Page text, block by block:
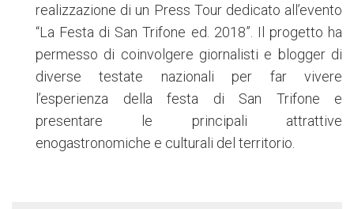
realizzazione di un Press Tour dedicato all’evento
“La Festa di San Trifone ed. 2018”. Il progetto ha
permesso di coinvolgere giornalisti e blogger di
diverse testate nazionali per far vivere
l’esperienza della festa di San Trifone e
presentare le principali attrattive
enogastronomiche e culturali del territorio.